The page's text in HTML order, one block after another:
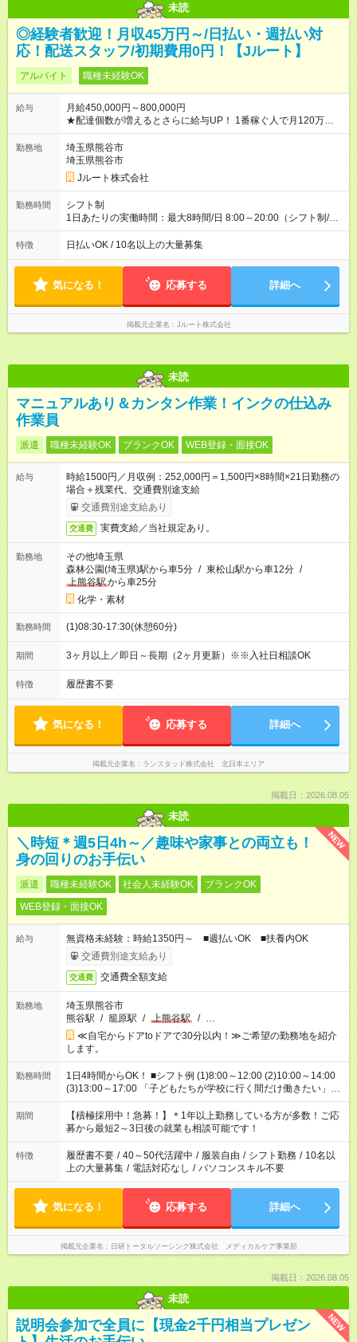
未読
◎経験者歓迎！月収45万円～/日払い・週払い対
応！配送スタッフ/初期費用0円！【Jルート】
アルバイト 職種未経験OK
給与
月給450,000円～800,000円
★配達個数が増えるとさらに給与UP！ 1番稼ぐ人で月120万ほ
ど！ ・主要都市エリア 月収55万円／週5日稼働 月収65万~112
万円／週6日稼働 ・地方郊外エリア 月収40万円／週5日稼働 月
収40万円~50万円／週6日稼働 ＜モデルイメージ＞ ■月収50万
円 (27歳男性/江東区在住)※元建築関係 1日150個配達×25日勤務
(日休み) ■月収80万円(43歳男性/墨田区在住)※元営業 1日200個
勤務地
埼玉県熊谷市
埼玉県熊谷市
Jルート株式会社
勤務時間
シフト制
1日あたりの実働時間：最大8時間/日 8:00～20:00（シフト制/実
働8時間） ※週5日勤務（場所次第では週4も有り） ※配達状況に
よって時間外での勤務可能性有り ※案件により多少の前後あり
特徴 日払いOK / 10名以上の大量募集
気になる！ 応募する 詳細へ
掲載元企業名 Jルート株式会社
未読
マニュアルあり＆カンタン作業！インクの仕込み
作業員
派遣 職種未経験OK ブランクOK WEB登録・面接OK
給与
時給1500円／月収例：252,000円＝1,500円×8時間×21日勤務の
場合＋残業代、交通費別途支給
交通費別途支給あり
交通費 実費支給／当社規定あり。
勤務地
その他埼玉県
森林公園(埼玉県)駅から車5分 / 東松山駅から車12分 /
上熊谷駅から車25分
化学・素材
勤務時間 (1)08:30-17:30(休憩60分)
期間 3ヶ月以上／即日～長期（2ヶ月更新）※※入社日相談OK
特徴 履歴書不要
気になる！ 応募する 詳細へ
掲載元企業名 ランスタッド株式会社 北日本エリア
掲載日：2026.08.05
未読
NEW
＼時短＊週5日4h～／趣味や家事との両立も！
身の回りのお手伝い
派遣 職種未経験OK 社会人未経験OK
ブランクOK
WEB登録・面接OK
給与
無資格未経験：時給1350円～ ■週払いOK ■扶養内OK
交通費別途支給あり
交通費 交通費全額支給
勤務地
埼玉県熊谷市
熊谷駅 / 籠原駅 / 上熊谷駅 / …
≪自宅からドアtoドアで30分以内！≫ご希望の勤務地を紹介
します。
勤務時間
1日4時間からOK！ ■シフト例 (1)8:00～12:00 (2)10:00～14:00
(3)13:00～17:00 「子どもたちが学校に行く間だけ働きたい」
「余裕を持って夕飯の準備がしたい」 「午前中は働いて、午後
はプライベートの時間にしたい」 など、ご希望を教えてくださ
いね。 ※Wワーク希望の方へ 今ご覧のお仕事で希望する勤務時
間と、もう1つのお仕事の勤務時間。 合計で週40時間を超える
場合は応募できません。
期間
【積極採用中！急募！】＊1年以上勤務している方が多数！ご応
募から最短2～3日後の就業も相談可能です！
特徴 履歴書不要 / 40～50代活躍中 / 服装自由 / シフト勤務 / 10名以
上の大量募集 / 電話対応なし / パソコンスキル不要
気になる！ 応募する 詳細へ
掲載元企業名 日研トータルソーシング株式会社 メディカルケア事業部
掲載日：2026.08.05
未読
NEW
説明会参加で全員に【現金2千円相当プレゼン